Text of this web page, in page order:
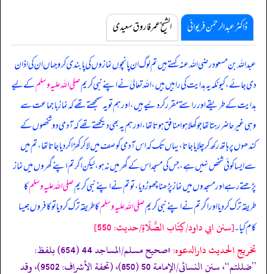
ڈاکٹر عبدالرحمٰن فریوائی الشیخ عمر فاروق سعیدی
عبداللہ بن مسعود رضی اللہ عنہ کہتے ہیںتم لوگ ان پانچوں نمازوں کی پابندی کرو جہاں ان کی اذان
دی جائے، کیونکہ یہ ہدایت کی راہیں ہیں، اللہ تعالیٰ نے اپنے نبی کریمصلی اللہ علیہ وسلمکے لیے
ہدایت کے طریقے اور راستے مقرر کر دئیے ہیں، اور ہم تو یہ سمجھتے تھے کہ نماز باجماعت سے
وہی غیر حاضر رہتا تھا جو کھلا ہوا منافق ہوتا تھا، اور ہم یہ بھی دیکھتے تھے کہ آدمی دو شخصوں کے
کندھوں پر ہاتھ رکھ کر چلایا جاتا، یہاں تک کہ اس آدمی کو صف میں لا کر کھڑا کر دیا جاتا تھا، تم میں
سے ایسا کوئی شخص نہیں ہے، جس کی مسجد اس کے گھر میں نہ ہو، لیکن اگر تم اپنے گھروں میں نماز
پڑھتے رہے اور مسجدوں میں نماز پڑھنا چھوڑ دیا، تو تم نے اپنے نبی کریمصلی اللہ علیہ وسلمکا
طریقہ ترک کر دیا اور اگر تم نے اپنے نبی کریمصلی اللہ علیہ وسلمکا طریقہ ترک کر دیا تو کافروں جیسا
کام کیا۔[سنن ابي داود/كِتَاب الصَّلَاةِ/حدیث: 550]
تخریج الحدیث دارالدعوہ:
«‏‏‏‏صحیح مسلم/المساجد 44 (654) بلفظ:
’’ضللتم‘‘، سنن النسائی/الإمامة 50 (850)، (تحفة الأشراف: 9502)، وقد